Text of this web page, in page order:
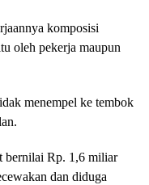
komposisi
oleh pekerja maupun
menempel ke tembok
bernilai Rp. 1,6 miliar
dan diduga